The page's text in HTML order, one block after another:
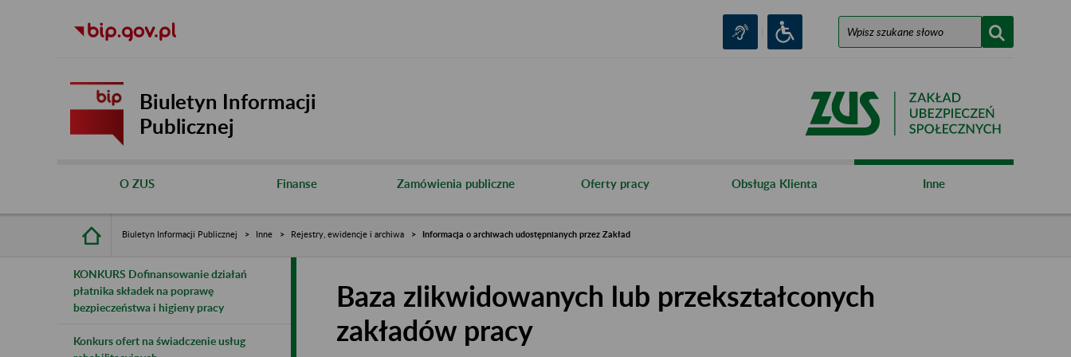
Biuletyn Informacji
Publicznej
O ZUS Finanse Zamówienia publiczne Oferty pracy Obsługa Klienta Inne
Biuletyn Informacji Publicznej Inne Rejestry, ewidencje i archiwa Informacja o archiwach udostępnianych przez Zakład
KONKURS Dofinansowanie działań
płatnika składek na poprawę
bezpieczeństwa i higieny pracy
Konkurs ofert na świadczenie usług
Baza zlikwidowanych lub przekształconych
zakładów pracy